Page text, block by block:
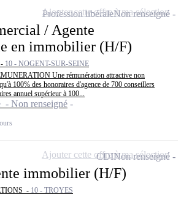
/ Agente
en immobilier (H/F)
10 - NOGENT-SUR-SEINE
Une rémunération attractive non
100% des honoraires d'agence de 700 conseillers
annuel supérieur à 100...
- Non renseigné
Profession libéraleNon renseigné
Ajouter cette offre à ma sélection
immobilier (H/F)
- 10 - TROYES
CDINon renseigné
Ajouter cette offre à ma sélection